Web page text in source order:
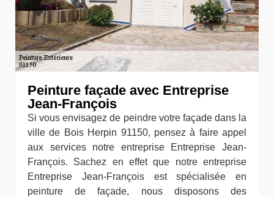
Peinture façade avec Entreprise
Jean-François
Si vous envisagez de peindre votre façade dans la
ville de Bois Herpin 91150, pensez à faire appel
aux services notre entreprise Entreprise Jean-
François. Sachez en effet que notre entreprise
Entreprise Jean-François est spécialisée en
peinture de façade, nous disposons des